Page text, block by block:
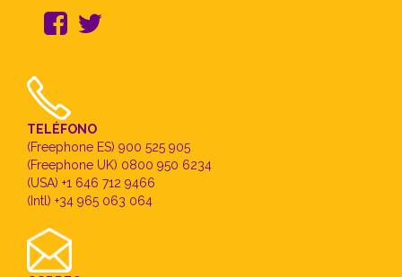
TELÉFONO
(Freephone ES) 900 525 905
(Freephone UK) 0800 950 6234
(USA) +1 646 712 9466
(Intl) +34 965 063 064